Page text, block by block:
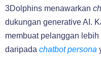
3Dolphins menawarkan
dukungan generative AI.
membuat pelanggan
daripada chatbot persona